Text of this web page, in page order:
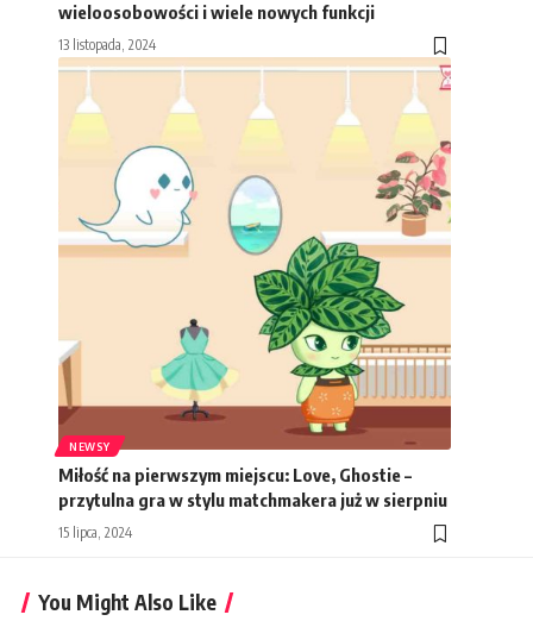
wieloosobowości i wiele nowych funkcji
13 listopada, 2024
NEWSY
Miłość na pierwszym miejscu: Love, Ghostie –
przytulna gra w stylu matchmakera już w sierpniu
15 lipca, 2024
You Might Also Like